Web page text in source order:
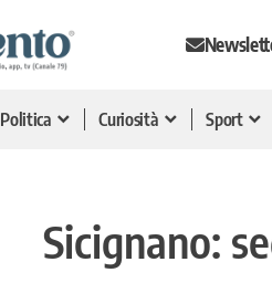
Politica Curiosità Sport
Sicignano: